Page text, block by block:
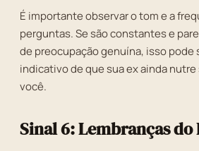
É importante observar o tom e a
perguntas. Se são constantes e
de preocupação genuína, isso pode
indicativo de que sua ex ainda
você.
Sinal 6: Lembranças do